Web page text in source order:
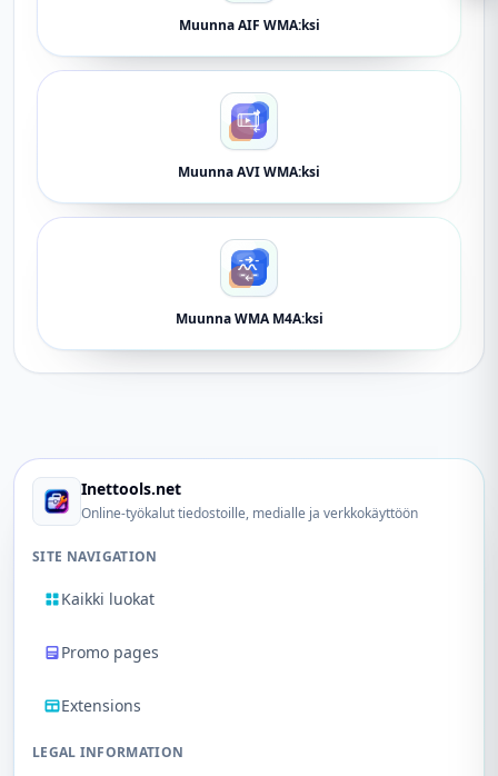
Muunna AIF WMA:ksi
Muunna AVI WMA:ksi
Muunna WMA M4A:ksi
Inettools.net
Online-työkalut tiedostoille, medialle ja verkkokäyttöön
SITE NAVIGATION
Kaikki luokat
Promo pages
Extensions
LEGAL INFORMATION